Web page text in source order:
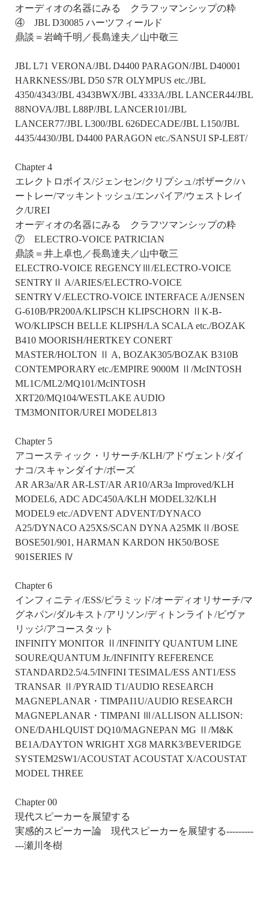
オーディオの名器にみる クラフッマンシップの粋
④ JBL D30085 ハーツフィールド
鼎談＝岩崎千明／長島達夫／山中敬三
JBL L71 VERONA/JBL D4400 PARAGON/JBL D40001
HARKNESS/JBL D50 S7R OLYMPUS etc./JBL
4350/4343/JBL 4343BWX/JBL 4333A/JBL LANCER44/JBL
88NOVA/JBL L88P/JBL LANCER101/JBL
LANCER77/JBL L300/JBL 626DECADE/JBL L150/JBL
4435/4430/JBL D4400 PARAGON etc./SANSUI SP-LE8T/
Chapter 4
エレクトロボイス/ジェンセン/クリプシュ/ボザーク/ハ
ートレー/マッキントッシュ/エンパイア/ウェストレイ
ク/UREI
オーディオの名器にみる クラフツマンシップの粋
⑦ ELECTRO-VOICE PATRICIAN
鼎談＝井上卓也／長島達夫／山中敬三
ELECTRO-VOICE REGENCYⅢ/ELECTRO-VOICE
SENTRYⅡ A/ARIES/ELECTRO-VOICE
SENTRYⅤ/ELECTRO-VOICE INTERFACE A/JENSEN
G-610B/PR200A/KLIPSCH KLIPSCHORN ⅡK-B-
WO/KLIPSCH BELLE KLIPSH/LA SCALA etc./BOZAK
B410 MOORISH/HERTKEY CONERT
MASTER/HOLTON Ⅱ A, BOZAK305/BOZAK B310B
CONTEMPORARY etc./EMPIRE 9000M Ⅱ/McINTOSH
ML1C/ML2/MQ101/McINTOSH
XRT20/MQ104/WESTLAKE AUDIO
TM3MONITOR/UREI MODEL813
Chapter 5
アコースティック・リサーチ/KLH/アドヴェント/ダイ
ナコ/スキャンダイナ/ボーズ
AR AR3a/AR AR-LST/AR AR10/AR3a Improved/KLH
MODEL6, ADC ADC450A/KLH MODEL32/KLH
MODEL9 etc./ADVENT ADVENT/DYNACO
A25/DYNACO A25XS/SCAN DYNA A25MKⅡ/BOSE
BOSE501/901, HARMAN KARDON HK50/BOSE
901SERIES Ⅳ
Chapter 6
インフィニティ/ESS/ピラミッド/オーディオリサーチ/マ
グネパン/ダルキスト/アリソン/ディトンライト/ビヴァ
リッジ/アコースタット
INFINITY MONITOR Ⅱ/INFINITY QUANTUM LINE
SOURE/QUANTUM Jr./INFINITY REFERENCE
STANDARD2.5/4.5/INFINI TESIMAL/ESS ANT1/ESS
TRANSAR Ⅱ/PYRAID T1/AUDIO RESEARCH
MAGNEPLANAR・TIMPAI1U/AUDIO RESEARCH
MAGNEPLANAR・TIMPANI Ⅲ/ALLISON ALLISON:
ONE/DAHLQUIST DQ10/MAGNEPAN MG Ⅱ/M&K
BE1A/DAYTON WRIGHT XG8 MARK3/BEVERIDGE
SYSTEM2SW1/ACOUSTAT ACOUSTAT X/ACOUSTAT
MODEL THREE
Chapter 00
現代スピーカーを展望する
実感的スピーカー論 現代スピーカーを展望する---------
---瀬川冬樹